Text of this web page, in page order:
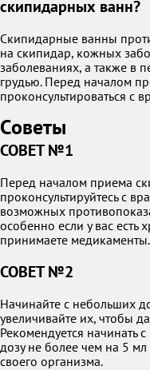
скипидарных ванн?
Скипидарные ванны
на скипидар, кожных
заболеваниях, а также в
грудью. Перед началом
проконсультироваться с
Советы
СОВЕТ №1
Перед началом приема
проконсультируйтесь с
возможных
особенно если у вас есть
принимаете медикаменты.
СОВЕТ №2
Начинайте с небольших
увеличивайте их, чтобы
Рекомендуется начинать
дозу не более чем на 5
своего организма.